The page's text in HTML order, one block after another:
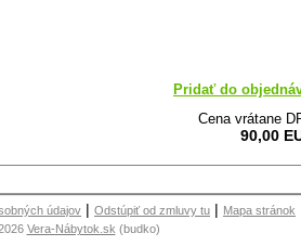
Pridať do
Cena vrátane
90,00
údajov | Odstúpiť od zmluvy tu | Mapa stránok
Vera-Nábytok.sk (budko)